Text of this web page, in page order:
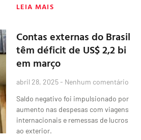
LEIA MAIS
Contas externas do Brasil
têm déficit de US$ 2,2 bi
em março
abril 28, 2025 Nenhum comentário
Saldo negativo foi impulsionado por
aumento nas despesas com viagens
internacionais e remessas de lucros
ao exterior.